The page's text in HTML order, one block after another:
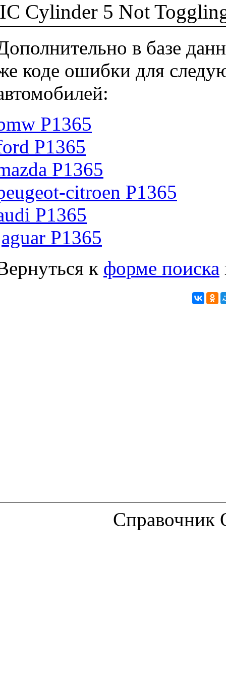
IC Cylinder 5 Not
в базе
коде ошибки для
P1365
P1365
P1365
citroen P1365
P1365
P1365
к форме поиска
Справочник